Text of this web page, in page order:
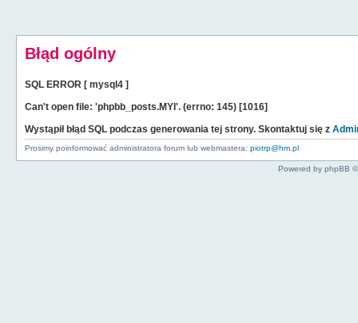
Błąd ogólny
SQL ERROR [ mysql4 ]
Can't open file: 'phpbb_posts.MYI'. (errno: 145) [1016]
Wystąpił błąd SQL podczas generowania tej strony. Skontaktuj się z
Prosimy poinformować administratora forum lub webmastera: piotrp@hm.pl
Powered by phpBB